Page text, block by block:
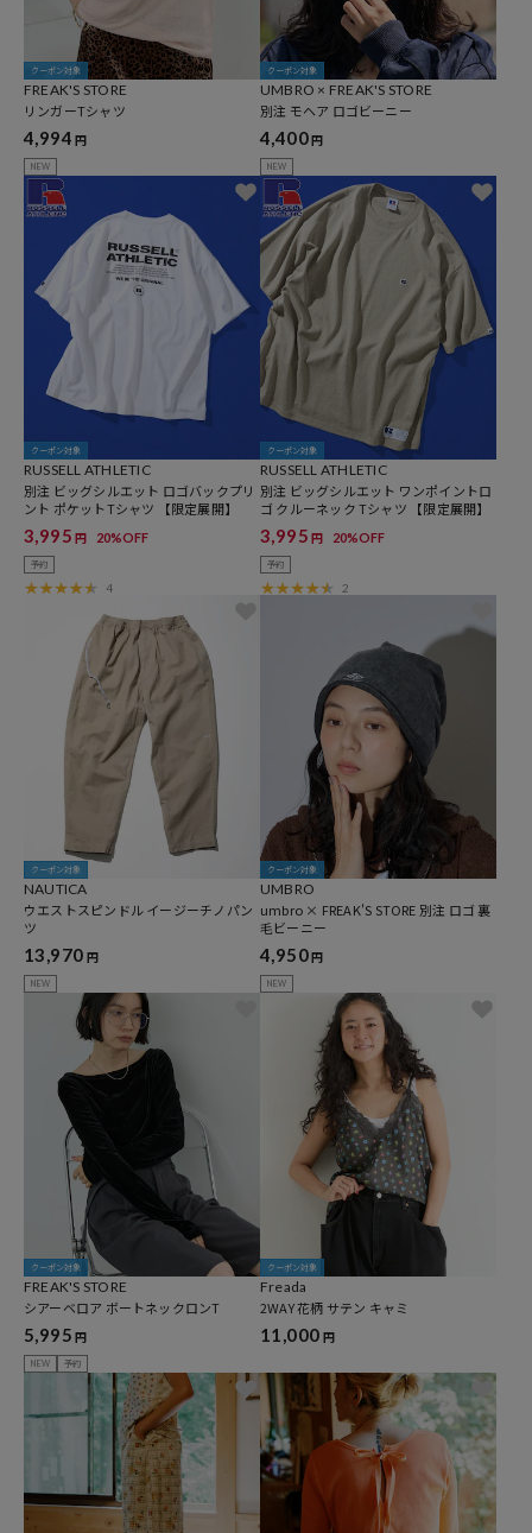
クーポン対象
FREAK'S STORE
リンガーTシャツ
4,994 円
NEW
クーポン対象
UMBRO × FREAK'S STORE
別注 モヘア ロゴビーニー
4,400円
NEW
クーポン対象
RUSSELL ATHLETIC
別注 ビッグシルエット ロゴバックプリ
ント ポケットTシャツ 【限定展開】
3,995 円 20%OFF
予約
4
クーポン対象
RUSSELL ATHLETIC
別注 ビッグシルエット ワンポイントロ
ゴ クルーネック Tシャツ 【限定展開】
3,995 円 20%OFF
予約
2
クーポン対象
NAUTICA
ウエストスピンドル イージーチノパン
ツ
13,970 円
NEW
クーポン対象
UMBRO
umbro × FREAK'S STORE 別注 ロゴ 裏
毛ビーニー
4,950円
NEW
クーポン対象
FREAK'S STORE
シアーベロア ボートネックロンT
5,995 円
NEW 予約
クーポン対象
Freada
2WAY 花柄 サテン キャミ
11,000 円